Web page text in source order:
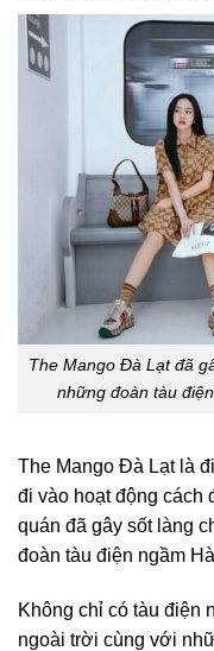
The Mango Đà Lạt đã
những đoàn tàu
The Mango Đà Lạt là
đi vào hoạt động cách
quán đã gây sốt làng
đoàn tàu điện ngầm
Không chỉ có tàu điện
ngoài trời cùng với